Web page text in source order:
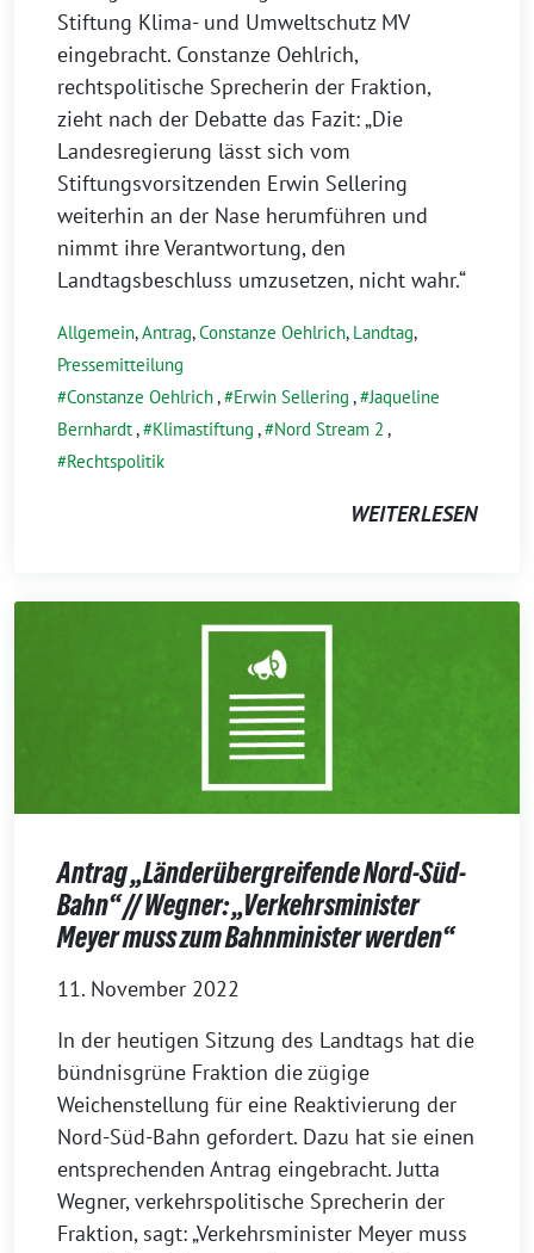
Stiftung Klima- und Umweltschutz MV
eingebracht. Constanze Oehlrich,
rechtspolitische Sprecherin der Fraktion,
zieht nach der Debatte das Fazit: „Die
Landesregierung lässt sich vom
Stiftungsvorsitzenden Erwin Sellering
weiterhin an der Nase herumführen und
nimmt ihre Verantwortung, den
Landtagsbeschluss umzusetzen, nicht wahr.“
Allgemein,Antrag,Constanze Oehlrich, Landtag,
Pressemitteilung
Constanze Oehlrich, Erwin Sellering , Jaqueline
Bernhardt, Klimastiftung , Nord Stream 2 ,
Rechtspolitik
WEITERLESEN
Antrag „Länderübergreifende Nord-Süd-
Bahn“ // Wegner: „Verkehrsminister
Meyer muss zum Bahnminister werden“
11. November 2022
In der heutigen Sitzung des Landtags hat die
bündnisgrüne Fraktion die zügige
Weichenstellung für eine Reaktivierung der
Nord-Süd-Bahn gefordert. Dazu hat sie einen
entsprechenden Antrag eingebracht. Jutta
Wegner, verkehrspolitische Sprecherin der
Fraktion, sagt: „Verkehrsminister Meyer muss